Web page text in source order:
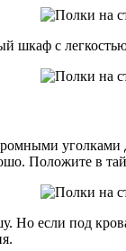
с
Положите в
Но если под